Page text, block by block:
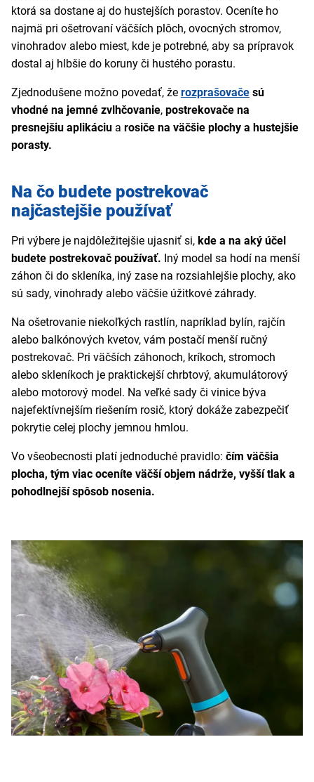
ktorá sa dostane aj do hustejších porastov. Oceníte ho
najmä pri ošetrovaní väčších plôch, ovocných stromov,
vinohradov alebo miest, kde je potrebné, aby sa prípravok
dostal aj hlbšie do koruny či hustého porastu.
Zjednodušene možno povedať, že rozprašovače sú
vhodné na jemné zvlhčovanie, postrekovače na
presnejšiu aplikáciu a rosiče na väčšie plochy a hustejšie
porasty.
Na čo budete postrekovač
najčastejšie používať
Pri výbere je najdôležitejšie ujasniť si, kde a na aký účel
budete postrekovač používať. Iný model sa hodí na menší
záhon či do skleníka, iný zase na rozsiahlejšie plochy, ako
sú sady, vinohrady alebo väčšie úžitkové záhrady.
Na ošetrovanie niekoľkých rastlín, napríklad bylín, rajčín
alebo balkónových kvetov, vám postačí menší ručný
postrekovač. Pri väčších záhonoch, kríkoch, stromoch
alebo skleníkoch je praktickejší chrbtový, akumulátorový
alebo motorový model. Na veľké sady či vinice býva
najefektívnejším riešením rosič, ktorý dokáže zabezpečiť
pokrytie celej plochy jemnou hmlou.
Vo všeobecnosti platí jednoduché pravidlo: čím väčšia
plocha, tým viac oceníte väčší objem nádrže, vyšší tlak a
pohodlnejší spôsob nosenia.